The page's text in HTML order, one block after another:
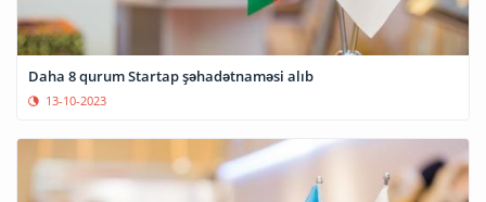
Daha 8 qurum Startap şəhadətnaməsi alıb
13-10-2023